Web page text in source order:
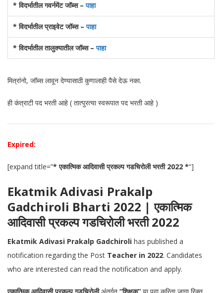
* विदर्भातील गवर्नमेंट जॉब्स –पाहा
* विदर्भातील प्राइवेट जॉब्स –पाहा
* विदर्भातील तालुक्यातील जॉब्स –पाहा
मित्रांनो, जॉब्स लावून देण्यासाठी कुणालाही पैसे देऊ नका.
ही कंत्राटी पद भरती आहे ( तात्पुरत्या स्वरूपात पद भरती आहे )
Expired:
[expand title=”* एकात्मिक आदिवासी प्रकल्प गडचिरोली भरती 2022 *“]
Ekatmik Adivasi Prakalp
Gadchiroli Bharti 2022 | एकात्मिक
आदिवासी प्रकल्प गडचिरोली भरती 2022
Ekatmik Adivasi Prakalp Gadchiroli has published a
notification regarding the Post Teacher in 2022. Candidates
who are interested can read the notification and apply.